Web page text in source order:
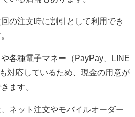
の注文時に割引として利用でき
各種電子マネー（PayPay、LINE
対応しているため、現金の用意が
ます。
ネット注文やモバイルオーダー